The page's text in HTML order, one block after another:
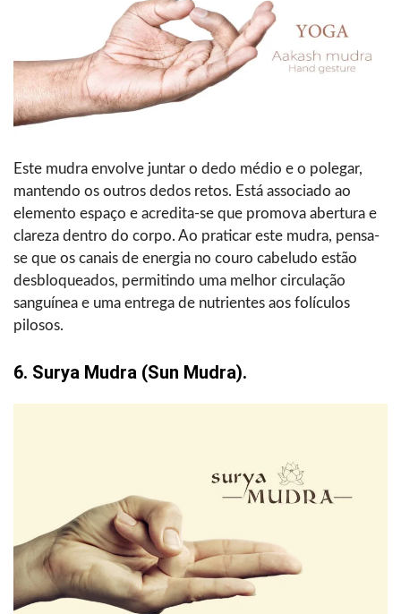
Este mudra envolve juntar o dedo médio e o polegar,
mantendo os outros dedos retos. Está associado ao
elemento espaço e acredita-se que promova abertura e
clareza dentro do corpo. Ao praticar este mudra, pensa-
se que os canais de energia no couro cabeludo estão
desbloqueados, permitindo uma melhor circulação
sanguínea e uma entrega de nutrientes aos folículos
pilosos.
6. Surya Mudra (Sun Mudra).